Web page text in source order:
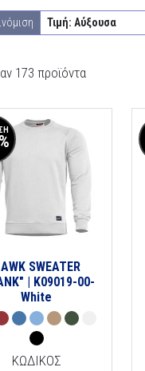
173 προϊόντα
SWEATER
| K09019-00-
White
ΚΩΔΙΚΟΣ